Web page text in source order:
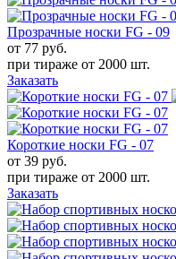
Прозрачные носки FG - 09
от 77 руб.
при тираже от 2000 шт.
Заказать
Короткие носки FG - 07
от 39 руб.
при тираже от 2000 шт.
Заказать